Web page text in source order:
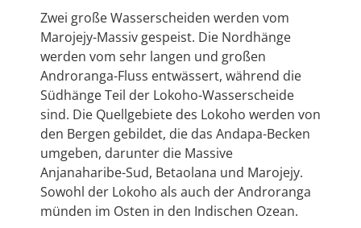
Zwei große Wasserscheiden werden vom
Marojejy-Massiv gespeist. Die Nordhänge
werden vom sehr langen und großen
Androranga-Fluss entwässert, während die
Südhänge Teil der Lokoho-Wasserscheide
sind. Die Quellgebiete des Lokoho werden von
den Bergen gebildet, die das Andapa-Becken
umgeben, darunter die Massive
Anjanaharibe-Sud, Betaolana und Marojejy.
Sowohl der Lokoho als auch der Androranga
münden im Osten in den Indischen Ozean.